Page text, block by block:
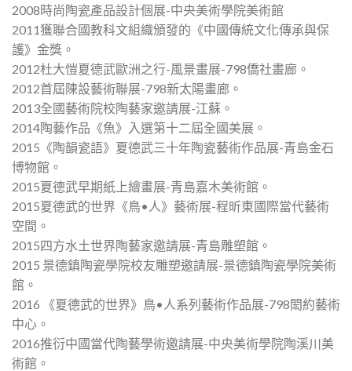
2008時尚陶瓷產品設計個展-中央美術學院美術館
2011獲聯合國教科文組織頒發的《中國傳統文化傳承與保
護》金獎。
2012杜大愷夏德武歐洲之行-風景畫展-798僑社畫廊。
2012首屆陳設藝術聯展-798新太陽畫廊。
2013全國藝術院校陶藝家邀請展-江蘇。
2014陶藝作品《魚》入選第十二屆全國美展。
2015《陶韻瓷語》夏德武三十年陶瓷藝術作品展-青島金石
博物館。
2015夏德武早期紙上繪畫展-青島嘉木美術館。
2015夏德武的世界《鳥•人》藝術展-程昕東國際當代藝術
空間。
2015四方水土世界陶藝家邀請展-青島雕塑館。
2015 景德鎮陶瓷學院校友雕塑邀請展-景德鎮陶瓷學院美術
館。
2016 《夏德武的世界》鳥•人系列藝術作品展-798閎約藝術
中心。
2016推衍中國當代陶藝學術邀請展-中央美術學院陶溪川美
術館。